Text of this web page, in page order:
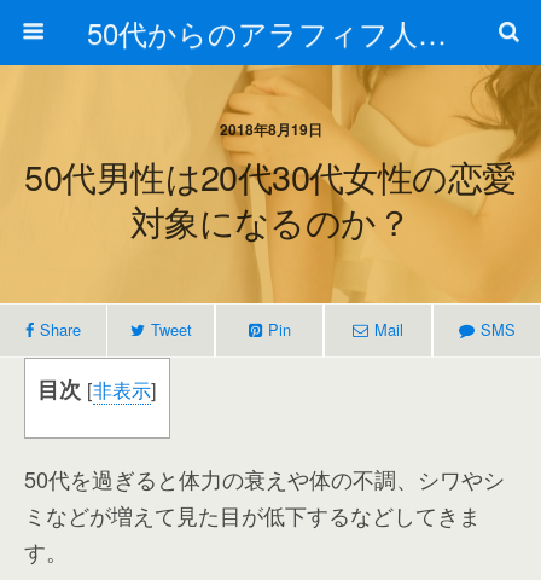
50代からのアラフィフ人生の楽しみ方
2018年8月19日
50代男性は20代30代女性の恋愛
対象になるのか？
Share Tweet Pin Mail SMS
目次 [非表示]
50代を過ぎると体力の衰えや体の不調、シワやシ
ミなどが増えて見た目が低下するなどしてきま
す。